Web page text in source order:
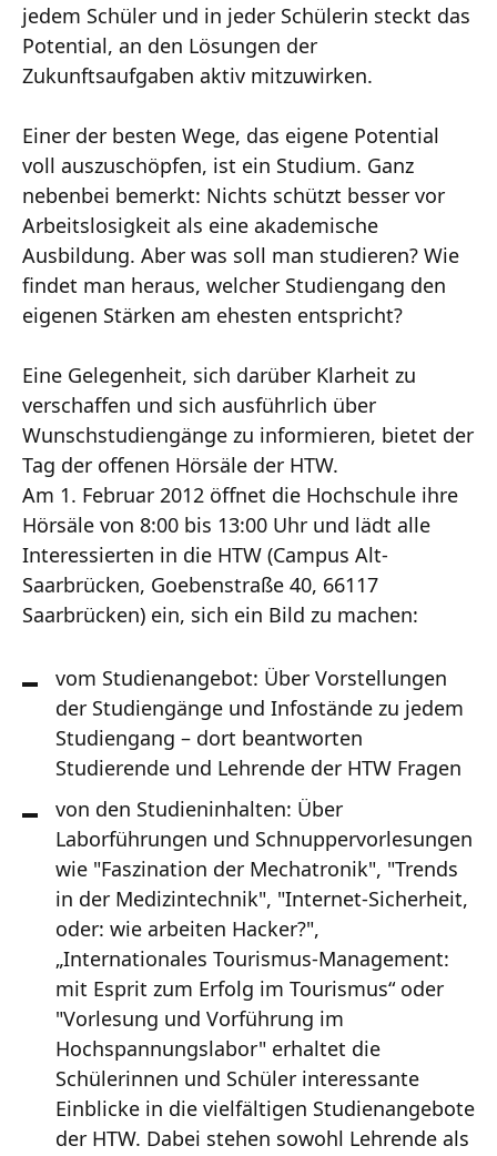
jedem Schüler und in jeder Schülerin steckt das
Potential, an den Lösungen der
Zukunftsaufgaben aktiv mitzuwirken.
Einer der besten Wege, das eigene Potential
voll auszuschöpfen, ist ein Studium. Ganz
nebenbei bemerkt: Nichts schützt besser vor
Arbeitslosigkeit als eine akademische
Ausbildung. Aber was soll man studieren? Wie
findet man heraus, welcher Studiengang den
eigenen Stärken am ehesten entspricht?
Eine Gelegenheit, sich darüber Klarheit zu
verschaffen und sich ausführlich über
Wunschstudiengänge zu informieren, bietet der
Tag der offenen Hörsäle der HTW.
Am 1. Februar 2012 öffnet die Hochschule ihre
Hörsäle von 8:00 bis 13:00 Uhr und lädt alle
Interessierten in die HTW (Campus Alt-
Saarbrücken, Goebenstraße 40, 66117
Saarbrücken) ein, sich ein Bild zu machen:
vom Studienangebot: Über Vorstellungen
der Studiengänge und Infostände zu jedem
Studiengang – dort beantworten
Studierende und Lehrende der HTW Fragen
von den Studieninhalten: Über
Laborführungen und Schnuppervorlesungen
wie "Faszination der Mechatronik", "Trends
in der Medizintechnik", "Internet-Sicherheit,
oder: wie arbeiten Hacker?",
„Internationales Tourismus-Management:
mit Esprit zum Erfolg im Tourismus“ oder
"Vorlesung und Vorführung im
Hochspannungslabor" erhaltet die
Schülerinnen und Schüler interessante
Einblicke in die vielfältigen Studienangebote
der HTW. Dabei stehen sowohl Lehrende als